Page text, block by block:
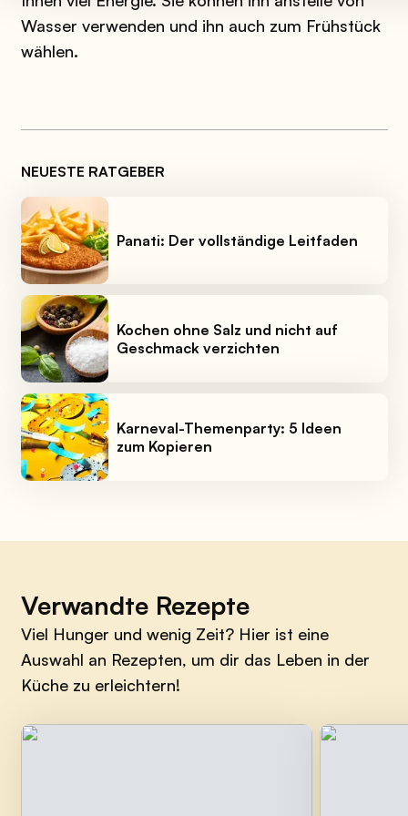
Wasser verwenden und ihn auch zum Frühstück
wählen.
NEUESTE RATGEBER
Panati: Der vollständige Leitfaden
Kochen ohne Salz und nicht auf
Geschmack verzichten
Karneval-Themenparty: 5 Ideen
zum Kopieren
Verwandte Rezepte
Viel Hunger und wenig Zeit? Hier ist eine
Auswahl an Rezepten, um dir das Leben in der
Küche zu erleichtern!